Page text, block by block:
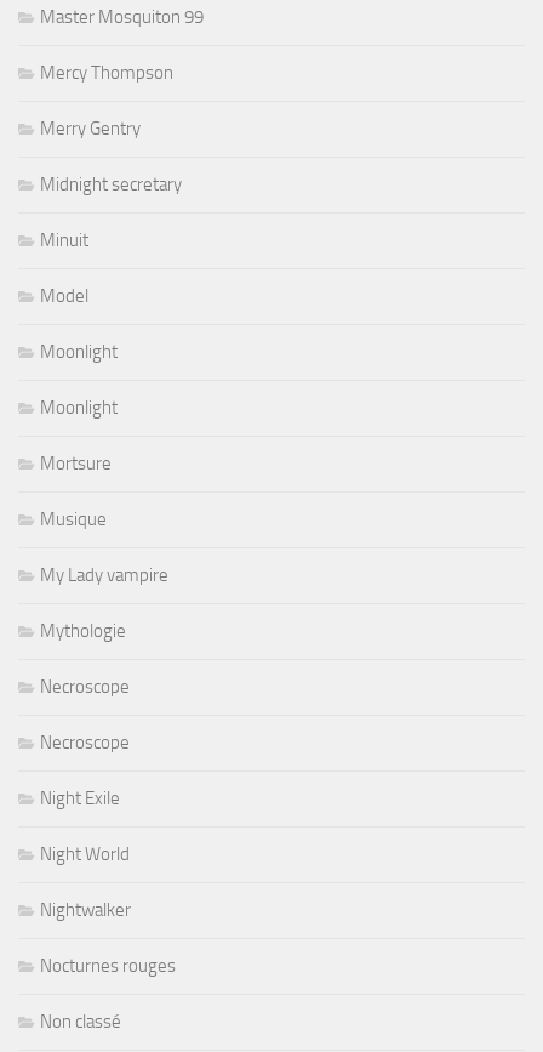
Master Mosquiton 99
Mercy Thompson
Merry Gentry
Midnight secretary
Minuit
Model
Moonlight
Moonlight
Mortsure
Musique
My Lady vampire
Mythologie
Necroscope
Necroscope
Night Exile
Night World
Nightwalker
Nocturnes rouges
Non classé